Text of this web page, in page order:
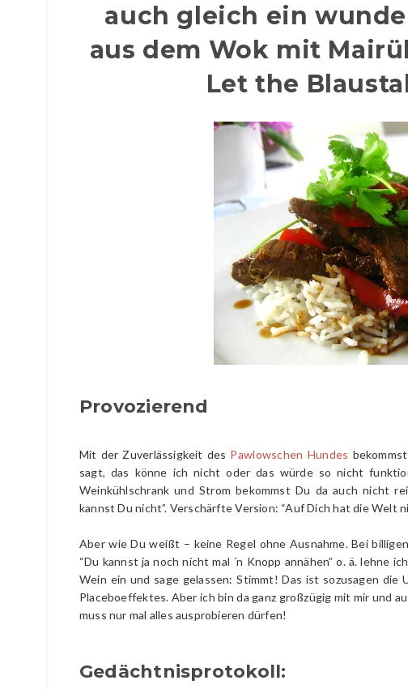
auch gleich ein
aus dem Wok mit
Let the
Provozierend
Mit der Zuverlässigkeit des Pawlowschen Hundes
sagt, das könne ich nicht oder das würde so nicht
Weinkühlschrank und Strom bekommst Du da auch nicht
kannst Du nicht”. Verschärfte Version: “Auf Dich hat die Welt
Aber wie Du weißt – keine Regel ohne Ausnahme. Bei
“Du kannst ja noch nicht mal ´n Knopp annähen” o. ä. lehne
Wein ein und sage gelassen: Stimmt! Das ist sozusagen
Placeboeffektes. Aber ich bin da ganz großzügig mit mir und
muss nur mal alles ausprobieren dürfen!
Gedächtnisprotokoll: